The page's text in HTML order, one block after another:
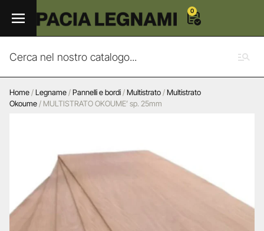
0
Home/Legname/Pannelli e bordi/Multistrato/Multistrato
Okoume/ MULTISTRATO OKOUME’ sp. 25mm